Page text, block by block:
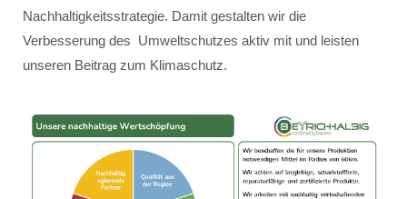
Nachhaltigkeitsstrategie. Damit gestalten wir die
Verbesserung des Umweltschutzes aktiv mit und leisten
unseren Beitrag zum Klimaschutz.